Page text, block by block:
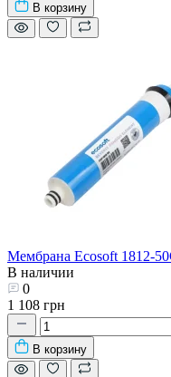
В корзину
Мембрана Ecosoft 1812-
В наличии
0
1 108 грн
В корзину